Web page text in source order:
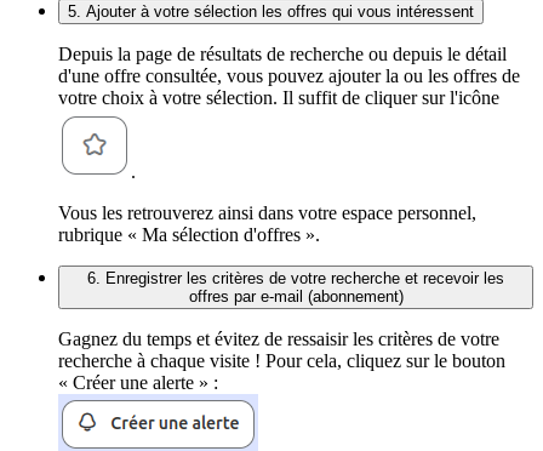
5. Ajouter à votre sélection les offres qui vous intéressent
Depuis la page de résultats de recherche ou depuis le détail
d'une offre consultée, vous pouvez ajouter la ou les offres de
votre choix à votre sélection. Il suffit de cliquer sur l'icône
.
Vous les retrouverez ainsi dans votre espace personnel,
rubrique « Ma sélection d'offres ».
6. Enregistrer les critères de votre recherche et recevoir les
offres par e-mail (abonnement)
Gagnez du temps et évitez de ressaisir les critères de votre
recherche à chaque visite ! Pour cela, cliquez sur le bouton
« Créer une alerte » :